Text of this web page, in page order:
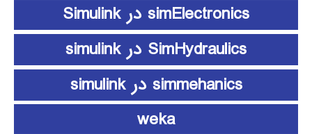
simElectronics در Simulink
SimHydraulics در simulink
simmehanics در simulink
weka